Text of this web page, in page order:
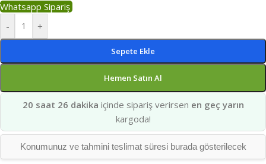
Whatsapp Sipariş
-
+
Sepete Ekle
Hemen Satın Al
20 saat 26 dakika içinde sipariş verirsen en geç yarın
kargoda!
Konumunuz ve tahmini teslimat süresi burada gösterilecek